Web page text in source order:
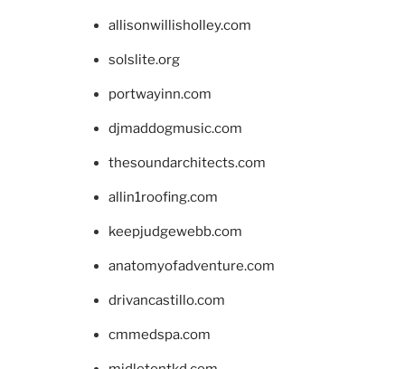
allisonwillisholley.com
solslite.org
portwayinn.com
djmaddogmusic.com
thesoundarchitects.com
allin1roofing.com
keepjudgewebb.com
anatomyofadventure.com
drivancastillo.com
cmmedspa.com